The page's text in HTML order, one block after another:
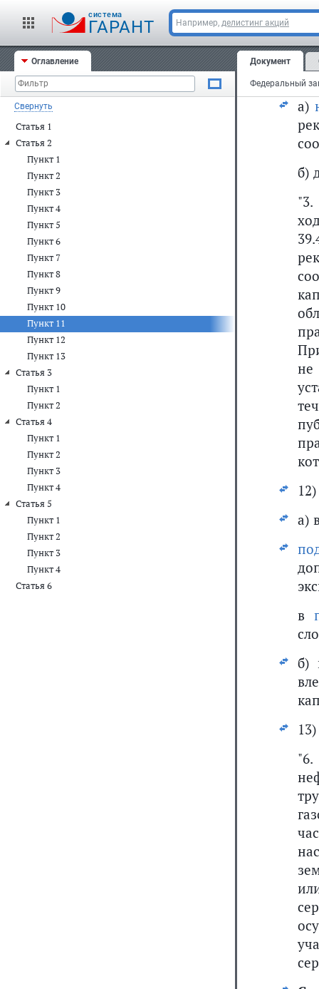
cистема
ГАРАНТ Например, делистинг акций
Оглавление
Свернуть
Статья 1
Статья 2
Пункт 1
Пункт 2
Пункт 3
Пункт 4
Пункт 5
Пункт 6
Пункт 7
Пункт 8
Пункт 9
Пункт 10
Пункт 11
Пункт 12
Пункт 13
Статья 3
Пункт 1
Пункт 2
Статья 4
Пункт 1
Пункт 2
Пункт 3
Пункт 4
Статья 5
Пункт 1
Пункт 2
Пункт 3
Пункт 4
Статья 6
Документ
а)
б)
не
а)
в
б)